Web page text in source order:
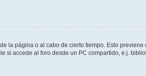
la página o al cabo de cierto tiempo. Esto previene
accede al foro desde un PC compartido, e.j.